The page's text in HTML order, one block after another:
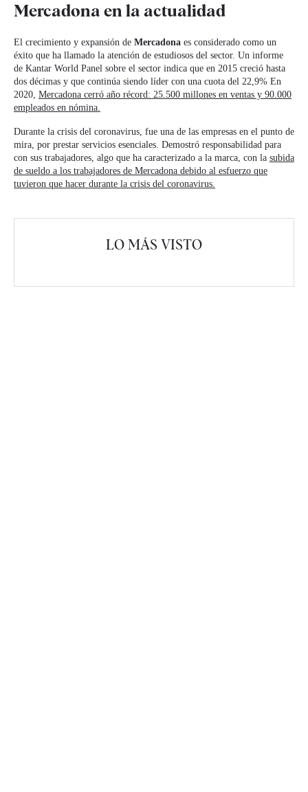
Mercadona en la actualidad
El crecimiento y expansión de Mercadona es considerado como un
éxito que ha llamado la atención de estudiosos del sector. Un informe
de Kantar World Panel sobre el sector indica que en 2015 creció hasta
dos décimas y que continúa siendo líder con una cuota del 22,9% En
2020, Mercadona cerró año récord: 25.500 millones en ventas y 90.000
empleados en nómina.
Durante la crisis del coronavirus, fue una de las empresas en el punto de
mira, por prestar servicios esenciales. Demostró responsabilidad para
con sus trabajadores, algo que ha caracterizado a la marca, con la subida
de sueldo a los trabajadores de Mercadona debido al esfuerzo que
tuvieron que hacer durante la crisis del coronavirus.
LO MÁS VISTO